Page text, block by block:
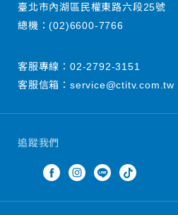
追蹤我們
臺北市內湖區民權東路六段25號
總機：(02)6600-7766
客服專線： 02-2792-3151
客服信箱： service@ctitv.com.tw